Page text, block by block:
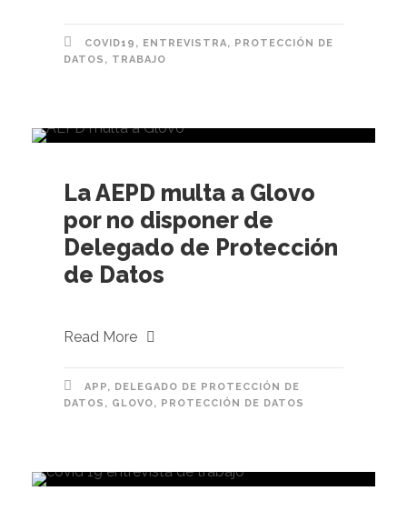
COVID19 , ENTREVISTRA, PROTECCIÓN DE
DATOS , TRABAJO
La AEPD multa a Glovo
por no disponer de
Delegado de Protección
de Datos
Read More
APP, DELEGADO DE PROTECCIÓN DE
DATOS , GLOVO, PROTECCIÓN DE DATOS